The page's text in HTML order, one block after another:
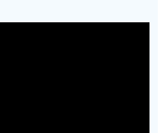
読む